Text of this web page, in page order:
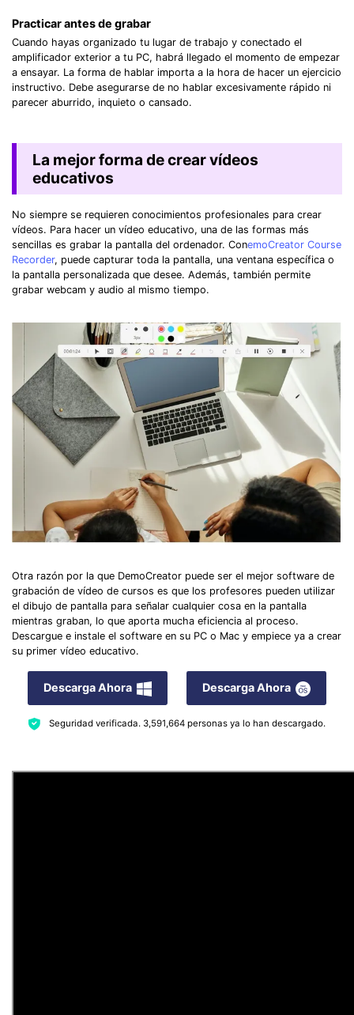
Practicar antes de grabar
Cuando hayas organizado tu lugar de trabajo y conectado el
amplificador exterior a tu PC, habrá llegado el momento de empezar
a ensayar. La forma de hablar importa a la hora de hacer un ejercicio
instructivo. Debe asegurarse de no hablar excesivamente rápido ni
parecer aburrido, inquieto o cansado.
La mejor forma de crear vídeos
educativos
No siempre se requieren conocimientos profesionales para crear
vídeos. Para hacer un vídeo educativo, una de las formas más
sencillas es grabar la pantalla del ordenador. ConemoCreator Course
Recorder, puede capturar toda la pantalla, una ventana específica o
la pantalla personalizada que desee. Además, también permite
grabar webcam y audio al mismo tiempo.
Otra razón por la que DemoCreator puede ser el mejor software de
grabación de vídeo de cursos es que los profesores pueden utilizar
el dibujo de pantalla para señalar cualquier cosa en la pantalla
mientras graban, lo que aporta mucha eficiencia al proceso.
Descargue e instale el software en su PC o Mac y empiece ya a crear
su primer vídeo educativo.
Descarga Ahora Descarga Ahora
Seguridad verificada. 3,591,664personas ya lo han descargado.